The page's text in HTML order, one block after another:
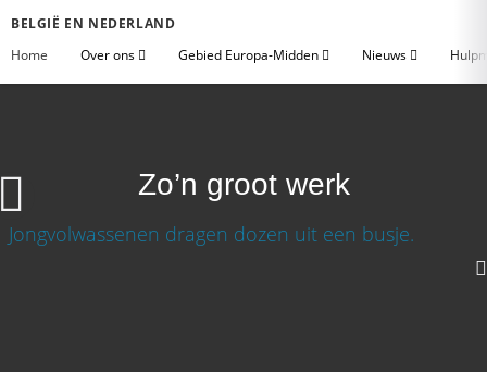
BELGIË EN NEDERLAND
Home
Over ons Gebied Europa-Midden Nieuws
Zo’n groot werk